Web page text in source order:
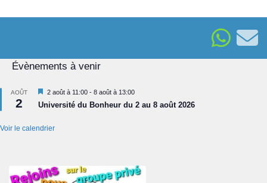
Évènements à venir
AOÛT
2
Mis
en
avant
2 août à 11:00 - 8 août à 13:00
Université du Bonheur du 2 au 8 août 2026
Voir le calendrier